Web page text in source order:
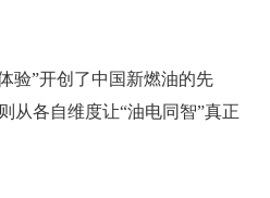
验”开创了中国新燃油的先
从各自维度让“油电同智”真正